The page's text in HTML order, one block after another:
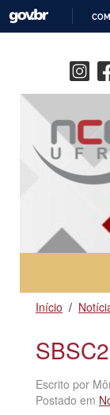
Início
Escrito por
Postado em